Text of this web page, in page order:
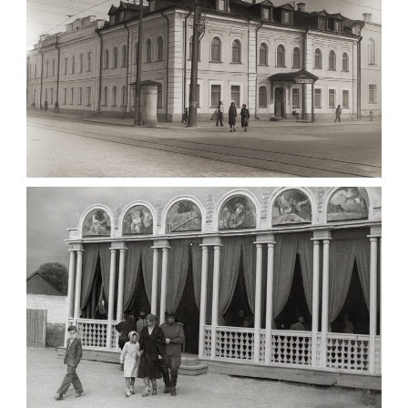
МАРІЇНСЬКА ЖІНОЧА ГІМНАЗІЯ ЖИТОМИР
1903
Фото Житомира період
до 1917 року
Leave a comment